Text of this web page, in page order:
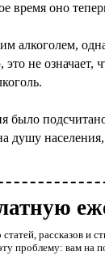
оно
алкоголем,
не означает,
было
душу
рассказов и
проблему: вам на